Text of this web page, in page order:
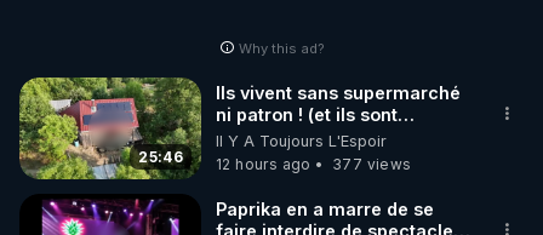
Why this ad?
25:46
Ils vivent sans supermarché
ni patron ! (et ils sont
heureux)
Il Y A Toujours L'Espoir
12 hours ago
377 views
Paprika en a marre de se
faire interdire de spectacle.